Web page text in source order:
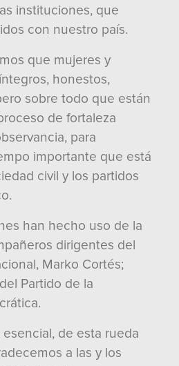
instituciones, que
con nuestro país.
que mujeres y
honestos,
sobre todo que están
de fortaleza
para
importante que está
civil y los partidos
han hecho uso de la
dirigentes del
Marko Cortés;
Partido de la
de esta rueda
a las y los